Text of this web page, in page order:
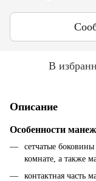
В
Описание
Особенности
сетчатые
комнате, а также
контактная часть